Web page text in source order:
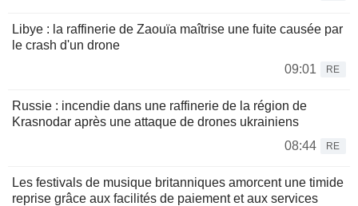
Libye : la raffinerie de Zaouïa maîtrise une fuite causée par
le crash d'un drone
09:01
RE
Russie : incendie dans une raffinerie de la région de
Krasnodar après une attaque de drones ukrainiens
08:44
RE
Les festivals de musique britanniques amorcent une timide
reprise grâce aux facilités de paiement et aux services